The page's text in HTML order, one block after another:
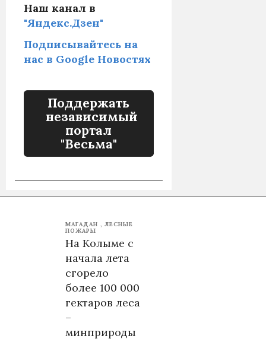
Наш канал в
"Яндекс.Дзен"
Подписывайтесь на
нас в Google Новостях
Поддержать
независимый
портал
"Весьма"
МАГАДАН
ЛЕСНЫЕ
ПОЖАРЫ
На Колыме с
начала лета
сгорело
более 100 000
гектаров леса
–
минприроды